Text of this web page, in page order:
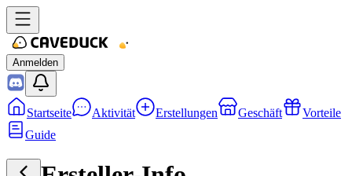
Anmelden
Startseite Aktivität Erstellungen Geschäft
Vorteile
Guide